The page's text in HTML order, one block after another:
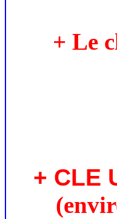
+ Le
+ CLE